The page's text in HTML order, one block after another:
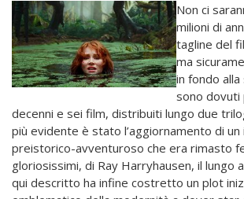
Non ci
milioni di
tagline del
ma
in fondo alla
sono dovuti
decenni e sei film, distribuiti lungo due
più evidente è stato l’aggiornamento di un
preistorico-avventuroso che era rimasto
gloriosissimi, di Ray Harryhausen, il lungo
qui descritto ha infine costretto un plot